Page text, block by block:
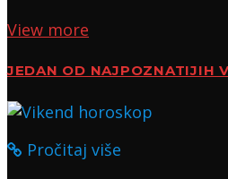
View more
JEDAN OD NAJPOZNATIJIH
Pročitaj više